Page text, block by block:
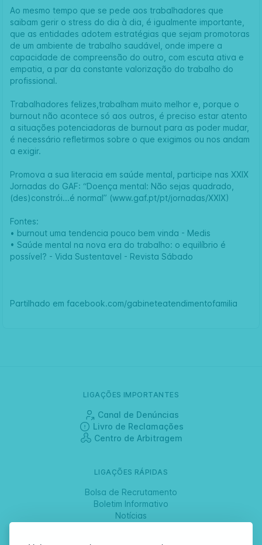
Ao mesmo tempo que se pede aos trabalhadores que
saibam gerir o stress do dia à dia, é igualmente importante,
que as entidades adotem estratégias que sejam promotoras
de um ambiente de trabalho saudável, onde impere a
capacidade de compreensão do outro, com escuta ativa e
empatia, a par da constante valorização do trabalho do
profissional.
Trabalhadores felizes,trabalham muito melhor e, porque o
burnout não acontece só aos outros, é preciso estar atento
a situações potenciadoras de burnout para as poder mudar,
é necessário refletirmos sobre o que exigimos ou nos andam
a exigir.
Promova a sua literacia em saúde mental, participe nas XXIX
Jornadas do GAF: “Doença mental: Não sejas quadrado,
(des)constrói...é normal” (www.gaf.pt/pt/jornadas/XXIX)
Fontes:
• burnout uma tendencia pouco bem vinda - Medis
• Saúde mental na nova era do trabalho: o equilíbrio é
possível? - Vida Sustentavel - Revista Sábado
Partilhado em facebook.com/gabineteatendimentofamilia
LIGAÇÕES IMPORTANTES
Canal de Denúncias
Livro de Reclamações
Centro de Arbitragem
LIGAÇÕES RÁPIDAS
Bolsa de Recrutamento
Boletim Informativo
Notícias